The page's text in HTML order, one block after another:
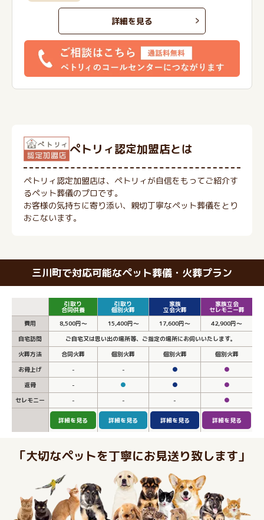
詳細を見る
ぺトリィ認定加盟店とは
ペトリィ認定加盟店は、ペトリィが自信をもってご紹介す
るペット葬儀のプロです。
お客様の気持ちに寄り添い、親切丁寧なペット葬儀をとり
おこないます。
三川町で対応可能なペット葬儀・火葬プラン
引取り
合同供養
引取り
個別火葬
家族
立会火葬
家族立会
セレモニー葬
費用
8,500円～ 15,400円～ 17,600円～
42,900円～
自宅訪問
ご自宅又は思い出の場所等、ご指定の場所にお伺いいたします。
火葬方法
合同火葬 個別火葬 個別火葬
個別火葬
お骨上げ
- - ●
●
返骨
- ● ●
●
セレモニー
- - - ●
詳細を見る 詳細を見る 詳細を見る 詳細を見る
「大切なペットを丁寧にお見送り致します」